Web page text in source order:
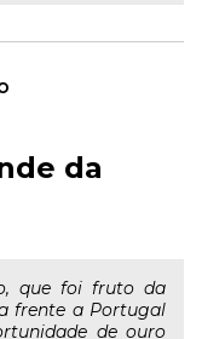
da
que foi fruto da
frente a Portugal
de ouro